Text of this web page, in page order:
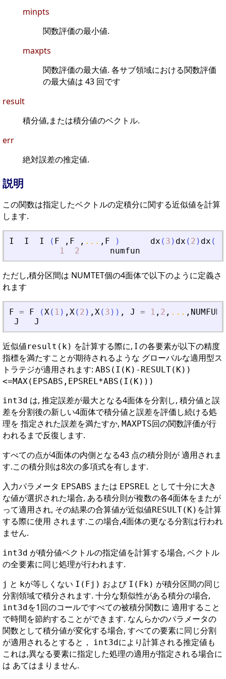
minpts
関数評価の最小値.
maxpts
関数評価の最大値. 各サブ領域における関数評価
の最大値は 43 回です
result
積分値,または積分値のベクトル.
err
絶対誤差の推定値.
説明
この関数は指定したベクトルの定積分に関する近似値を計算
します.
I I I ( F , F , ... , F ) dx ( 3 ) dx ( 2 ) dx (
1
2 numfun
ただし,積分区間は NUMTET個の4面体で以下のように定義さ
れます
F = F (X( 1 ) , X( 2 ) , X( 3 ) ) , J = 1 , 2 , ... , NUMFUN
J
J
近似値result(k) を計算する際に, I の各要素が以下の精度
指標を満たすことが期待されるような グローバルな適用型ス
トラテジが適用されます: ABS(I(K)-RESULT(K))
<=MAX(EPSABS,EPSREL*ABS(I(K)))
int3d は, 推定誤差が最大となる4面体を分割し, 積分値と誤
差を分割後の新しい4面体で積分値と誤差を評価し続ける処
理を 指定された誤差を満たすか, MAXPTS回の関数評価が行
われるまで反復します.
すべての点が4面体の内側となる43 点の積分則が 適用されま
す.この積分則は8次の多項式を有します.
入力パラメータ EPSABS または EPSREL として十分に大き
な値が選択された場合, ある積分則が複数の各4面体をまたが
って適用され, その結果の合算値が近似値RESULT(K) を計算
する際に使用 されます.この場合,4面体の更なる分割は行われ
ません.
int3d が積分値ベクトルの指定値を計算する場合, ベクトル
の全要素に同じ処理が行われます.
j と kが等しくない I(Fj) および I(Fk) が積分区間の同じ
分割領域で積分されます. 十分な類似性がある積分の場合,
int3d を1回のコールですべての被積分関数に 適用すること
で時間を節約することができます. なんらかのパラメータの
関数として積分値が変化する場合, すべての要素に同じ分割
が適用されるとすると，
int3d により計算される推定値も
これは,異なる要素に指定した処理の適用が指定される場合に
は あてはまりません.